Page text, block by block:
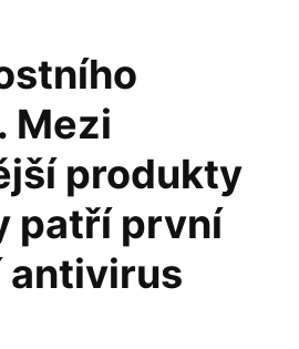
Mezi
produkty
patří první
antivirus